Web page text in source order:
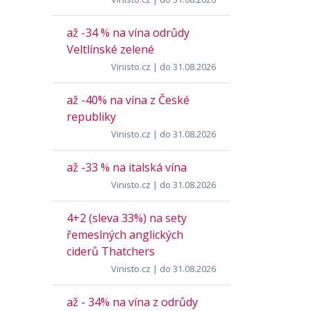
až -34 % na vína odrůdy
Veltlínské zelené
Vinisto.cz | do 31.08.2026
až -40% na vína z České
republiky
Vinisto.cz | do 31.08.2026
až -33 % na italská vína
Vinisto.cz | do 31.08.2026
4+2 (sleva 33%) na sety
řemeslných anglických
ciderů Thatchers
Vinisto.cz | do 31.08.2026
až - 34% na vína z odrůdy